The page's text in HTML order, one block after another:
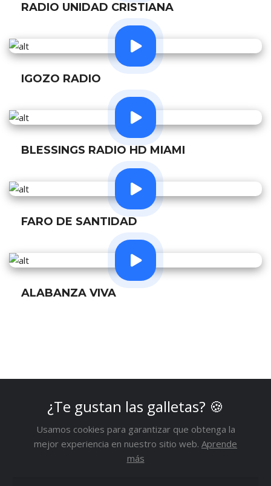
RADIO UNIDAD CRISTIANA
IGOZO RADIO
BLESSINGS RADIO HD MIAMI
FARO DE SANTIDAD
ALABANZA VIVA
1
¿Te gustan las galletas? 🍪
Usamos cookies para garantizar que obtenga la
mejor experiencia en nuestro sitio web. Aprende
más